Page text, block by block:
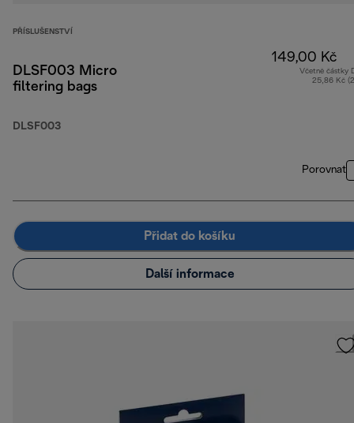
PŘÍSLUŠENSTVÍ
DLSF003 Micro
filtering bags
DLSF003
149,00 Kč
Včetně částky
25,86 Kč
Porovnat
Přidat do košíku
Další informace